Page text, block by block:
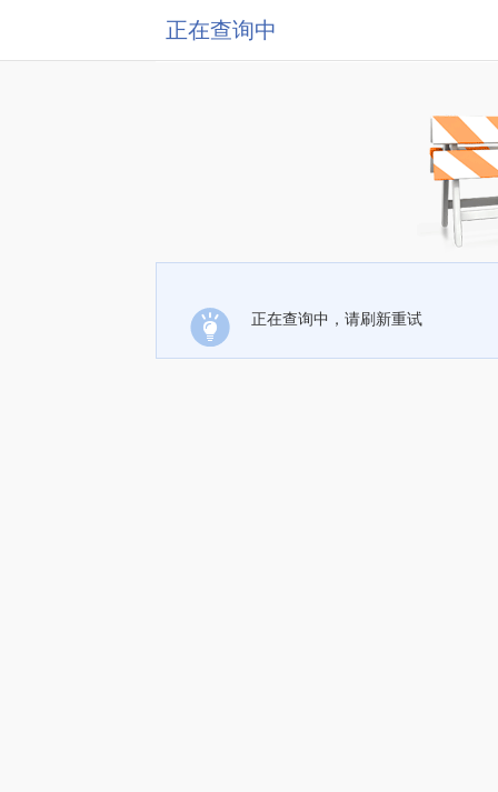
正在查询中
正在查询中，请刷新重试